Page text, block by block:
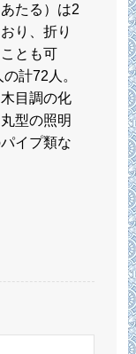
たる）は2
り、折り
とも可
計72人。
目調の化
型の照明
イプ類な